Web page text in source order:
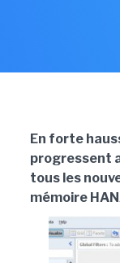
En forte
progressent
tous les
mémoire